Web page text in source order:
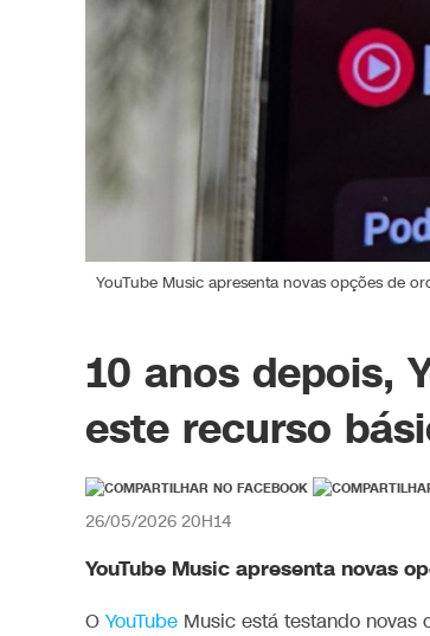
YouTube Music apresenta novas opções de
10 anos depois,
este recurso
26/05/2026 20H14
YouTube Music apresenta novas
O YouTube Music está testando